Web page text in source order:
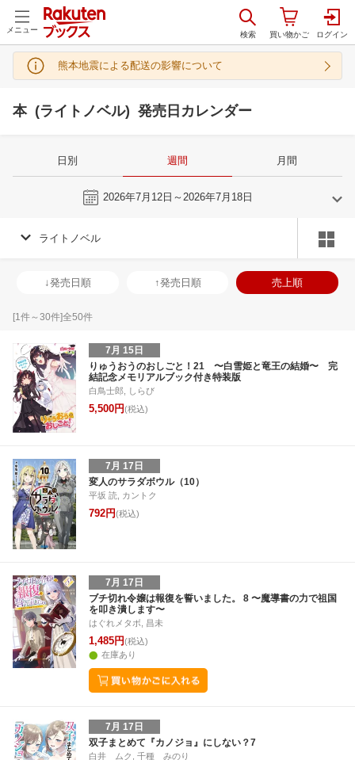
メニュー
熊本地震による配送の影響について
本 (ライトノベル) 発売日カレンダー
日別 週間 月間
2026年7月12日～2026年7月18日
6 月
12
13
18 19
20
2 3
4
9 10 11
7 8 9
11
26
27 28 29 30 31
1
2
3 4 5 6 7 8
2026
2
4
23
24 25
ライトノベル
↓発売日順 ↑発売日順 売上順
[1件～30件]全50件
7月 15日
りゅうおうのおしごと！21 〜白雪姫と竜王の結婚〜 完
結記念メモリアルブック付き特装版
白鳥士郎, しらび
5,500円(税込)
7月 17日
変人のサラダボウル（10）
平坂 読, カントク
792円(税込)
7月 17日
ブチ切れ令嬢は報復を誓いました。 8 〜魔導書の力で祖国
を叩き潰します〜
はぐれメタボ, 昌未
1,485円(税込)
在庫あり
7月 17日
双子まとめて『カノジョ』にしない？7
白井 ムク, 千種 みのり